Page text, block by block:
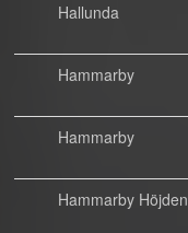
Hallunda
Hammarby
Hammarby
Hammarby Höjden